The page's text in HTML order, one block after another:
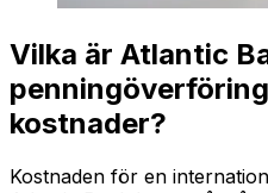
Vilka är Atlantic
kostnader?
Kostnaden för en